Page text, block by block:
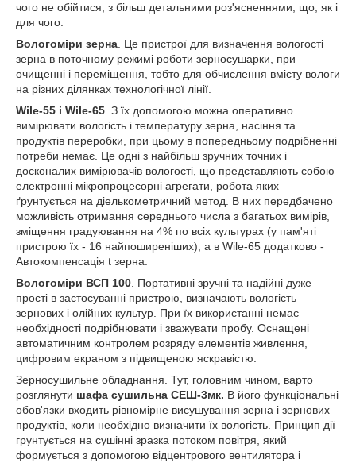
чого не обійтися, з більш детальними роз'ясненнями, що, як і
для чого.
Вологоміри зерна . Це пристрої для визначення вологості
зерна в поточному режимі роботи зерносушарки, при
очищенні і переміщення, тобто для обчислення вмісту вологи
на різних ділянках технологічної лінії.
Wile-55 і Wile-65 . З їх допомогою можна оперативно
вимірювати вологість і температуру зерна, насіння та
продуктів переробки, при цьому в попередньому подрібненні
потреби немає. Це одні з найбільш зручних точних і
досконалих вимірювачів вологості, що представляють собою
електронні мікропроцесорні агрегати, робота яких
ґрунтується на діелькометричний метод. В них передбачено
можливість отримання середнього числа з багатьох вимірів,
зміщення градуювання на 4% по всіх культурах (у пам'яті
пристрою їх - 16 найпоширеніших), а в Wile-65 додатково -
Автокомпенсація t зерна.
Вологоміри ВСП 100 . Портативні зручні та надійні дуже
прості в застосуванні пристрою, визначають вологість
зернових і олійних культур. При їх використанні немає
необхідності подрібнювати і зважувати пробу. Оснащені
автоматичним контролем розряду елементів живлення,
цифровим екраном з підвищеною яскравістю.
Зерносушильне обладнання. Тут, головним чином, варто
розглянути шафа сушильна СЕШ-3мк. В його функціональні
обов'язки входить рівномірне висушування зерна і зернових
продуктів, коли необхідно визначити їх вологість. Принцип дії
грунтується на сушінні зразка потоком повітря, який
формується з допомогою відцентрового вентилятора і